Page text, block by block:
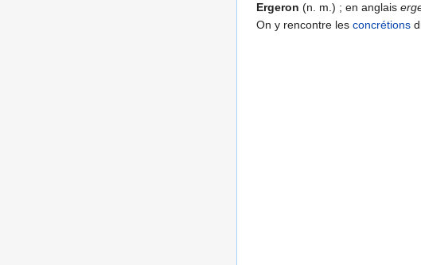
Ergeron (n. m.) ; en anglais
On y rencontre les concrétions